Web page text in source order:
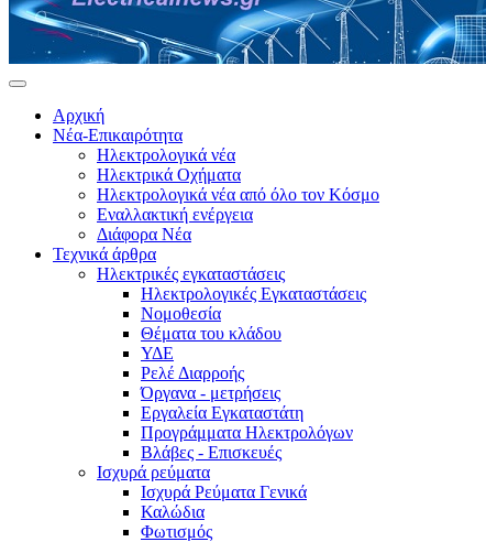
Αρχική
Νέα-Επικαιρότητα
Ηλεκτρολογικά νέα
Ηλεκτρικά Οχήματα
Ηλεκτρολογικά νέα από όλο τον Κόσμο
Εναλλακτική ενέργεια
Διάφορα Νέα
Τεχνικά άρθρα
Ηλεκτρικές εγκαταστάσεις
Ηλεκτρολογικές Εγκαταστάσεις
Νομοθεσία
Θέματα του κλάδου
ΥΔΕ
Ρελέ Διαρροής
Όργανα - μετρήσεις
Εργαλεία Εγκαταστάτη
Προγράμματα Ηλεκτρολόγων
Βλάβες - Επισκευές
Ισχυρά ρεύματα
Ισχυρά Ρεύματα Γενικά
Καλώδια
Φωτισμός